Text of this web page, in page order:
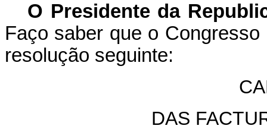
O Presidente da
Faço saber que o
resolução seguinte:
DAS